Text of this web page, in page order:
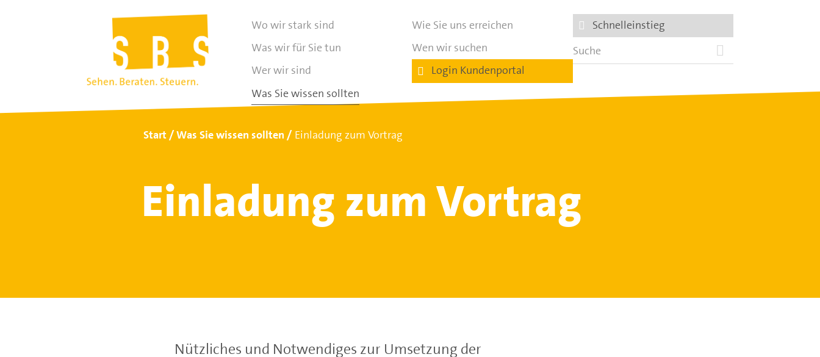
Wo wir stark sind
Was wir für Sie tun
Wer wir sind
Was Sie wissen sollten
Wie Sie uns erreichen
Wen wir suchen
Login Kundenportal
Schnelleinstieg
Start Was Sie wissen sollten Einladung zum Vortrag
Einladung zum Vortrag
Nützliches und Notwendiges zur Umsetzung der